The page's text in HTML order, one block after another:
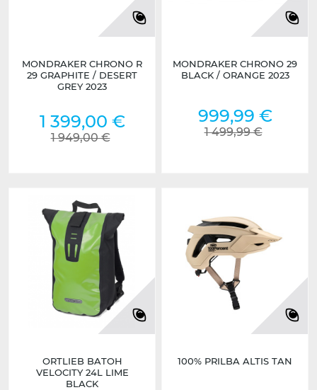
MONDRAKER CHRONO R
29 GRAPHITE / DESERT
GREY 2023
1 399,00 €
1 949,00 €
MONDRAKER CHRONO 29
BLACK / ORANGE 2023
999,99 €
1 499,99 €
ORTLIEB BATOH
VELOCITY 24L LIME
BLACK
100% PRILBA ALTIS TAN